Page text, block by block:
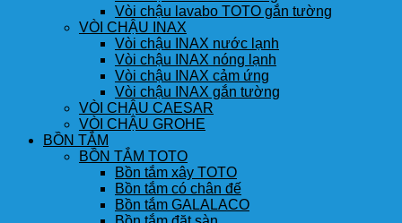
Vòi chậu lavabo TOTO gắn tường
VÒI CHẬU INAX
Vòi chậu INAX nước lạnh
Vòi chậu INAX nóng lạnh
Vòi chậu INAX cảm ứng
Vòi chậu INAX gắn tường
VÒI CHẬU CAESAR
VÒI CHẬU GROHE
BỒN TẮM
BỒN TẮM TOTO
Bồn tắm xây TOTO
Bồn tắm có chân đế
Bồn tắm GALALACO